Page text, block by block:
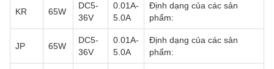
KR 65W
DC5-
36V
0.01A-
5.0A
Định dạng của các sản
phẩm:
JP 65W
DC5-
36V
0.01A-
5.0A
Định dạng của các sản
phẩm: